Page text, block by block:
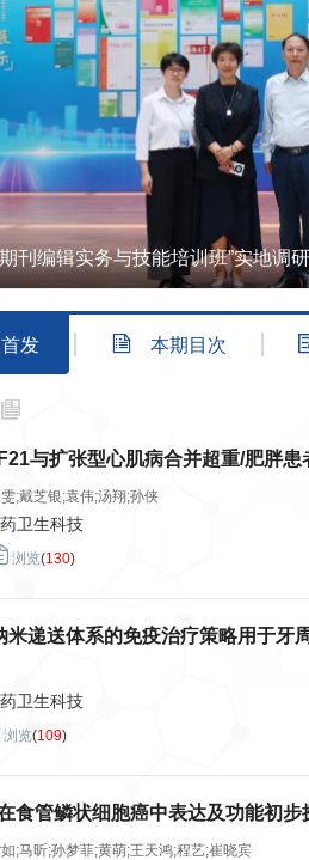
刊编辑实务与技能培训班”实地调
发 本期目次
与扩张型心肌病合并超重/肥胖患
;戴芝银;袁伟;汤翔;孙侠
卫生科技
浏览(130)
米递送体系的免疫治疗策略用于牙
卫生科技
浏览(109)
食管鳞状细胞癌中表达及功能初步
;马昕;孙梦菲;黄萌;王天鸿;程艺;崔晓宾